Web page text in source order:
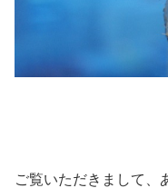
ご覧いただきまして、